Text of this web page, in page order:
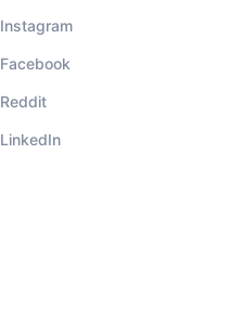
Instagram
Facebook
Reddit
LinkedIn